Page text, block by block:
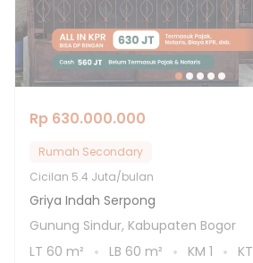
Rp 630.000.000
Rumah Secondary
Cicilan 5.4 Juta/bulan
Griya Indah Serpong
Gunung Sindur, Kabupaten Bogor
LT 60 m² LB 60 m² KM 1 KT